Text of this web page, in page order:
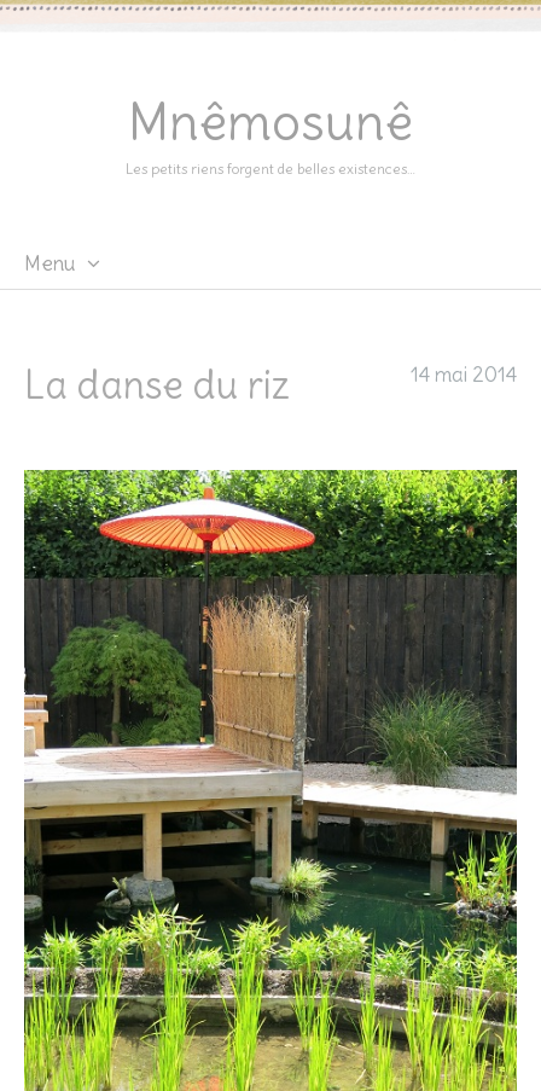
Mnêmosunê
Les petits riens forgent de belles existences…
Menu
La danse du riz 14 mai 2014